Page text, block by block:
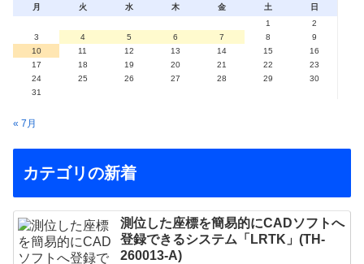
月 火 水 木 金 土
日
1
2
3
4 5 6 7 8
9
10
11 12 13 14 15
16
17
18 19 20 21 22
23
24
25 26 27 28 29
30
31
« 7月
カテゴリの新着
測位した座標を簡易的にCADソフトへ
登録できるシステム「LRTK」(TH-
260013-A)